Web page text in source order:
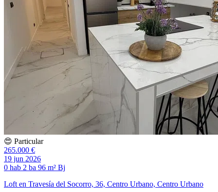
😍 Particular
265.000 €
19 jun 2026
0 hab 2 ba 96 m² Bj
Loft en Travesía del Socorro, 36, Centro Urbano, Centro Urbano